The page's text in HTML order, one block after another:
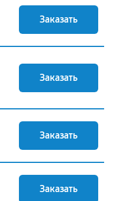
Заказать
Заказать
Заказать
Заказать